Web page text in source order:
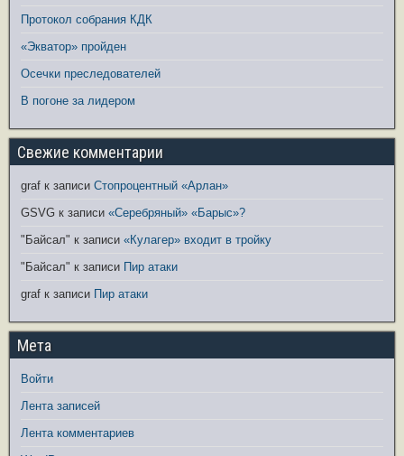
Протокол собрания КДК
«Экватор» пройден
Осечки преследователей
В погоне за лидером
Свежие комментарии
graf к записи Стопроцентный «Арлан»
GSVG к записи «Серебряный» «Барыс»?
"Байсал" к записи «Кулагер» входит в тройку
"Байсал" к записи Пир атаки
graf к записи Пир атаки
Мета
Войти
Лента записей
Лента комментариев